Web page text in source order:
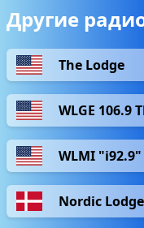
Другие
The Lodge
WLGE 106.9
WLMI
Nordic